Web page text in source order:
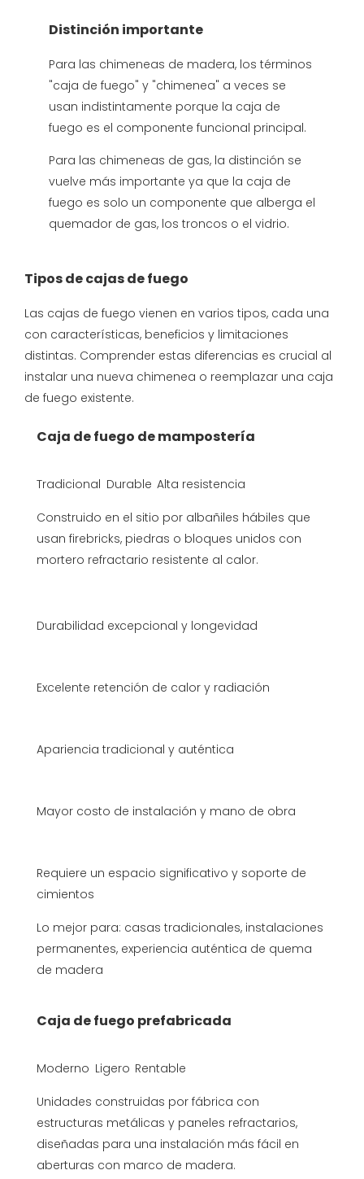
Distinción importante
Para las chimeneas de madera, los términos
"caja de fuego" y "chimenea" a veces se
usan indistintamente porque la caja de
fuego es el componente funcional principal.
Para las chimeneas de gas, la distinción se
vuelve más importante ya que la caja de
fuego es solo un componente que alberga el
quemador de gas, los troncos o el vidrio.
Tipos de cajas de fuego
Las cajas de fuego vienen en varios tipos, cada una
con características, beneficios y limitaciones
distintas. Comprender estas diferencias es crucial al
instalar una nueva chimenea o reemplazar una caja
de fuego existente.
Caja de fuego de mampostería
Tradicional Durable Alta resistencia
Construido en el sitio por albañiles hábiles que
usan firebricks, piedras o bloques unidos con
mortero refractario resistente al calor.
Durabilidad excepcional y longevidad
Excelente retención de calor y radiación
Apariencia tradicional y auténtica
Mayor costo de instalación y mano de obra
Requiere un espacio significativo y soporte de
cimientos
Lo mejor para: casas tradicionales, instalaciones
permanentes, experiencia auténtica de quema
de madera
Caja de fuego prefabricada
Moderno Ligero Rentable
Unidades construidas por fábrica con
estructuras metálicas y paneles refractarios,
diseñadas para una instalación más fácil en
aberturas con marco de madera.